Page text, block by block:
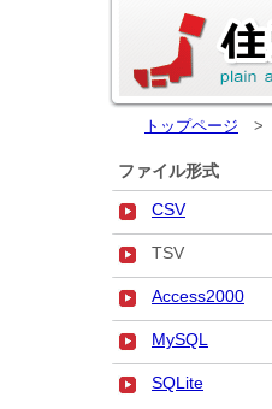
トップページ >
ファイル形式
CSV
TSV
Access2000
MySQL
SQLite